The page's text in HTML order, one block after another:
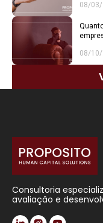
08/
08/
Consultoria
avaliação e